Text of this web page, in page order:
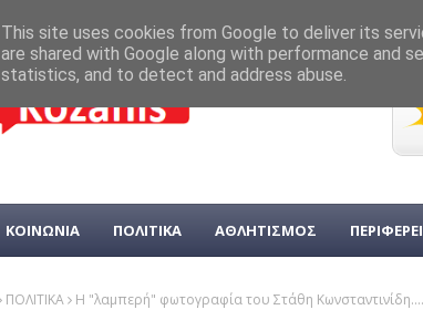
ΚΟΙΝΩΝΙΑ ΠΟΛΙΤΙΚΑ ΑΘΛΗΤΙΣΜΟΣ
ΠΟΛΙΤΙΚΑ Η "λαμπερή" φωτογραφία του Στάθη Κωνσταντινίδη....
This site uses cookies from Google to deliver its
are shared with Google along with performance and
statistics, and to detect and address abuse.